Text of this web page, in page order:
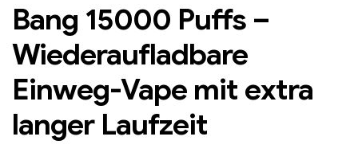
Bang 15000 Puffs –
Wiederaufladbare
Einweg-Vape mit extra
langer Laufzeit